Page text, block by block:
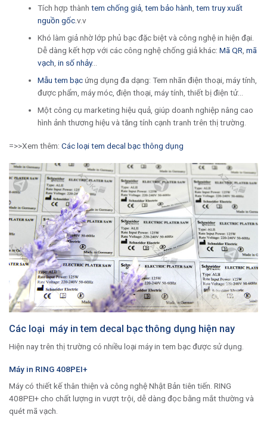
Tích hợp thành tem chống giả, tem bảo hành tem truy xuất
nguồn gốc.v.v
Khó làm giả nhờ lớp phủ bạc đặc biệt và công nghệ in hiện đại.
Dễ dàng kết hợp với các công nghệ chống giả khác: Mã QR mã
vạch in số nhảy…
Mẫu tem bạcứng dụng đa dạng: Tem nhãn điện thoại, máy tính,
được phẩm, máy móc, điện thoại, máy tính, thiết bị điện tử…
Một công cụ marketing hiệu quả, giúp doanh nghiệp nâng cao
hình ảnh thương hiệu và tăng tính cạnh tranh trên thị trường.
=>>Xem thêm: Các loại tem decal bạc thông dụng
Các loại máy in tem decal bạc thông dụng hiện nay
Hiện nay trên thị trường có nhiều loại máy in tem bạc được sử dụng.
Máy in RING 408PEI+
Máy có thiết kế thân thiện và công nghệ Nhật Bản tiên tiến. RING
408PEI+ cho chất lượng in vượt trội, dễ dàng đọc bằng mắt thường và
quét mã vạch.